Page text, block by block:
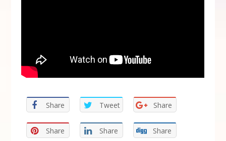
Share Tweet Share
Share Share Share